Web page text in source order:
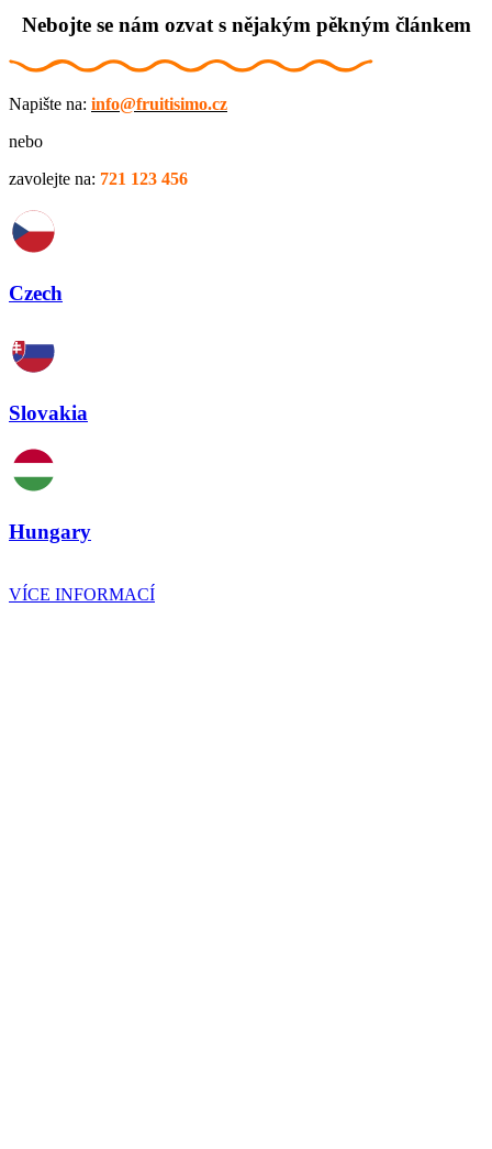
Nebojte se nám ozvat s nějakým pěkným článkem
Napište na: info@fruitisimo.cz
nebo
zavolejte na: 721 123 456
Czech
Slovakia
Hungary
VÍCE INFORMACÍ